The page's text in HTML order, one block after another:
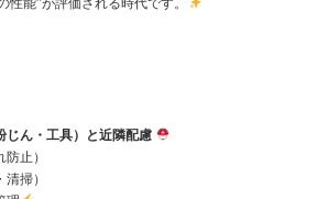
性能”が評価される時代です。
じん・工具）と近隣配慮
止）
掃）